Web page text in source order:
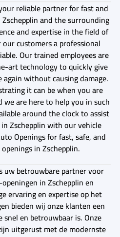
reliable partner for fast and
and the surrounding
and expertise in the field of
customers a professional
Our trained employees are
art technology to quickly give
without causing damage.
it can be when you are
are here to help you in such
around the clock to assist
Zschepplin with our vehicle
Openings for fast, safe, and
in Zschepplin.
uw betrouwbare partner voor
in Zschepplin en
ervaring en expertise op het
bieden wij onze klanten een
snel en betrouwbaar is. Onze
uitgerust met de modernste